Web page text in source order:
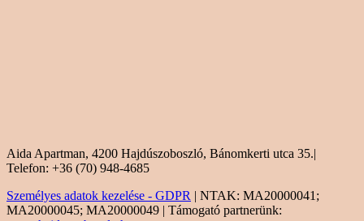
Aida Apartman, 4200 Hajdúszoboszló, Bánomkerti utca 35.|
Telefon: +36 (70) 948-4685
Személyes adatok kezelése - GDPR | NTAK: MA20000041;
MA20000045; MA20000049 | Támogató partnerünk: